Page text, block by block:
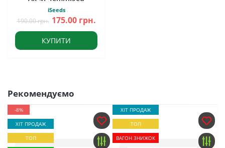
iSeeds
190.00 грн. 175.00 грн.
КУПИТИ
Рекомендуємо
-8%
ХІТ ПРОДАЖ
ТОП
ХІТ ПРОДАЖ
ТОП
ВАГОН ЗНИЖОК